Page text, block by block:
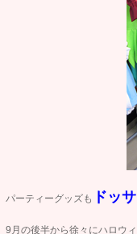
パーティーグッズも ドッ
9月の後半から徐々にハロウ